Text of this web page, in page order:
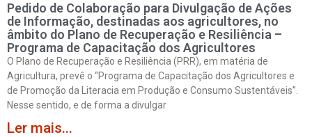
Pedido de Colaboração para Divulgação de Ações
de Informação, destinadas aos agricultores, no
âmbito do Plano de Recuperação e Resiliência –
Programa de Capacitação dos Agricultores
O Plano de Recuperação e Resiliência (PRR), em matéria de
Agricultura, prevê o “Programa de Capacitação dos Agricultores e
de Promoção da Literacia em Produção e Consumo Sustentáveis”.
Nesse sentido, e de forma a divulgar
Ler mais...